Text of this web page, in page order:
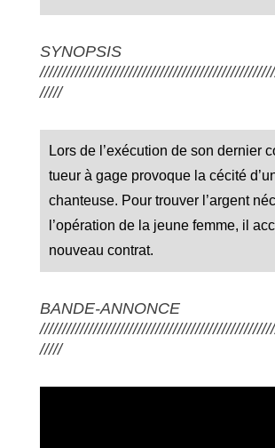
SYNOPSIS
/////
Lors de l’exécution de son dernier
tueur à gage provoque la cécité
chanteuse. Pour trouver l’argent
l’opération de la jeune femme, il
nouveau contrat.
BANDE-ANNONCE
/////